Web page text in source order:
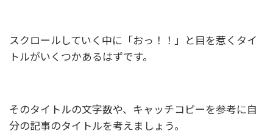
スクロールしていく中に「おっ！！」と目を惹くタイ
トルがいくつかあるはずです。
そのタイトルの文字数や、キャッチコピーを参考に自
分の記事のタイトルを考えましょう。